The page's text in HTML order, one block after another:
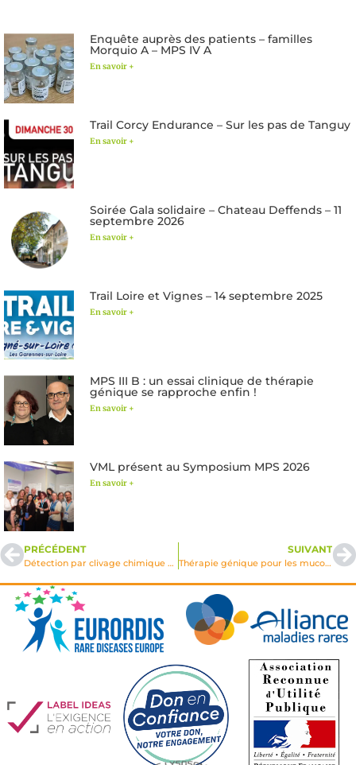
Enquête auprès des patients – familles
Morquio A – MPS IV A
En savoir +
Trail Corcy Endurance – Sur les pas de Tanguy
En savoir +
Soirée Gala solidaire – Chateau Deffends – 11
septembre 2026
En savoir +
Trail Loire et Vignes – 14 septembre 2025
En savoir +
MPS III B : un essai clinique de thérapie
génique se rapproche enfin !
En savoir +
VML présent au Symposium MPS 2026
En savoir +
PRÉCÉDENT
Détection par clivage chimique et méthode FAMA des mutations non caractérisées de l’alpha-L-Iduronidase dans les mucoplosccharidoses de type I – MPS 1 Hurler
SUIVANT
Thérapie génique pour les mucopolysaccharidoses 1998